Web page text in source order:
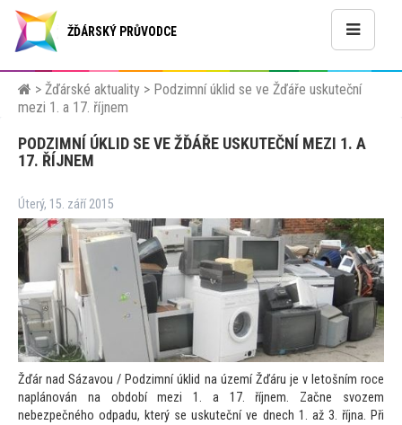
ŽĎÁRSKÝ PRŮVODCE
> Žďárské aktuality > Podzimní úklid se ve Žďáře uskuteční
mezi 1. a 17. říjnem
PODZIMNÍ ÚKLID SE VE ŽĎÁŘE USKUTEČNÍ MEZI 1. A
17. ŘÍJNEM
Úterý, 15. září 2015
Žďár nad Sázavou / Podzimní úklid na území Žďáru je v letošním roce
naplánován na období mezi 1. a 17. říjnem. Začne svozem
nebezpečného odpadu, který se uskuteční ve dnech 1. až 3. října. Při